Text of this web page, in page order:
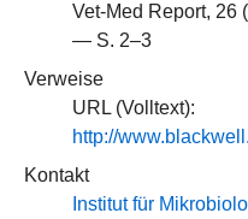
Vet-Med Report, 26
— S. 2–3
Verweise
URL (Volltext):
http://
Kontakt
Institut für